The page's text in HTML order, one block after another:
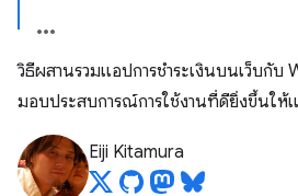
วิธีผสานรวมแอปการชำระเงินบนเว็บกับ
มอบประสบการณ์การใช้งานที่ดียิ่งขึ้นให้
Eiji Kitamura